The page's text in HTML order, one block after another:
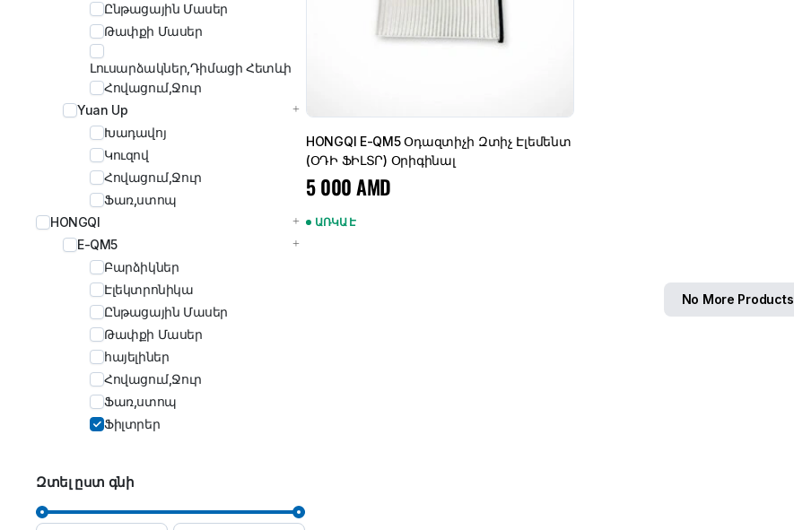
HONGQI E-QM5 Օդազտիչի Զտիչ Էլեմենտ
(ՕԴԻ ՖԻԼՏՐ) Օրիգինալ
5 000AMD
ԱՌԿԱ Է
No More Products
Ընթացային Մասեր
Թափքի Մասեր
Լուսարձակներ,Դիմացի Հետևի
Հովացում,Ջուր
Yuan Up
Խադավոյ
Կուզով
Հովացում,Ջուր
Ֆառ,ստոպ
HONGQI
E-QM5
Բարձիկներ
Էլեկտրոնիկա
Ընթացային Մասեր
Թափքի Մասեր
հայելիներ
Հովացում,Ջուր
Ֆառ,ստոպ
Ֆիլտրեր
Զտել ըստ գնի